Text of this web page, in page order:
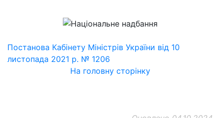
Постанова Кабінету Міністрів України від 10
листопада 2021 р. № 1206
На головну сторінку